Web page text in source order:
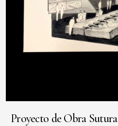
Proyecto de Obra Sutura